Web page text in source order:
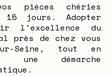
pièces chéries
jours. Adopter
l'excellence du
près de chez vous
Seine, tout en
une démarche